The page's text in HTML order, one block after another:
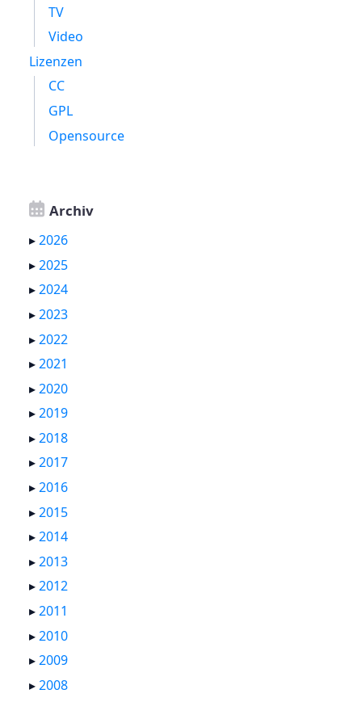
TV
Video
Lizenzen
CC
GPL
Opensource
Archiv
▸2026
▸2025
▸2024
▸2023
▸2022
▸2021
▸2020
▸2019
▸2018
▸2017
▸2016
▸2015
▸2014
▸2013
▸2012
▸2011
▸2010
▸2009
▸2008